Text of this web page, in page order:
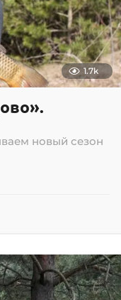
1.7k
новый сезон